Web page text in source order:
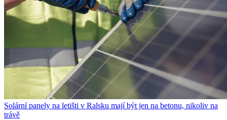
Solární panely na letišti v Ralsku mají být jen na betonu, nikoliv na
trávě